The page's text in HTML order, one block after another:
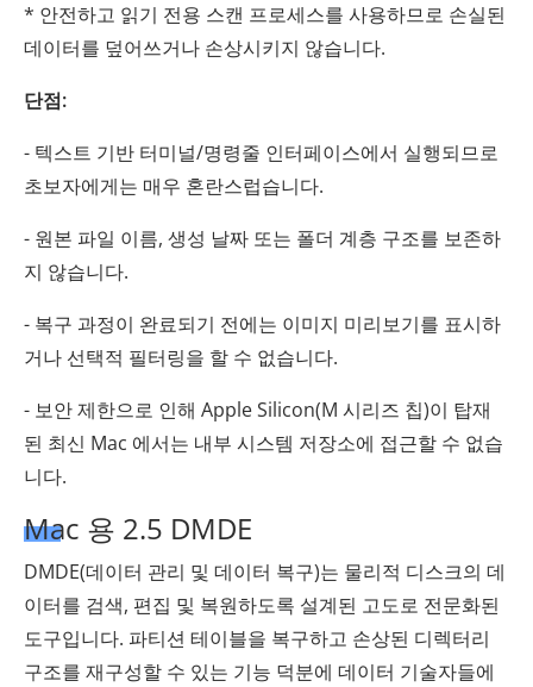
* 안전하고 읽기 전용 스캔 프로세스를 사용하므로 손실된
데이터를 덮어쓰거나 손상시키지 않습니다.
단점:
- 텍스트 기반 터미널/명령줄 인터페이스에서 실행되므로
초보자에게는 매우 혼란스럽습니다.
- 원본 파일 이름, 생성 날짜 또는 폴더 계층 구조를 보존하
지 않습니다.
- 복구 과정이 완료되기 전에는 이미지 미리보기를 표시하
거나 선택적 필터링을 할 수 없습니다.
- 보안 제한으로 인해 Apple Silicon(M 시리즈 칩)이 탑재
된 최신 Mac 에서는 내부 시스템 저장소에 접근할 수 없습
니다.
Mac 용 2.5 DMDE
DMDE(데이터 관리 및 데이터 복구)는 물리적 디스크의 데
이터를 검색, 편집 및 복원하도록 설계된 고도로 전문화된
도구입니다. 파티션 테이블을 복구하고 손상된 디렉터리
구조를 재구성할 수 있는 기능 덕분에 데이터 기술자들에